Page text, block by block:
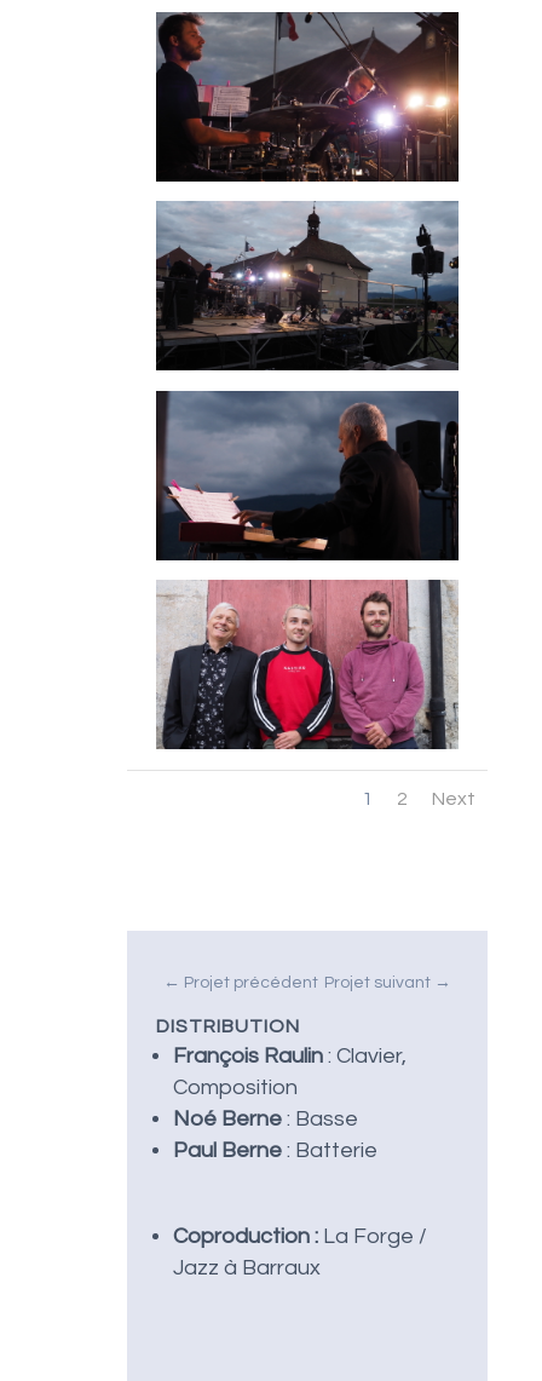
1 2 Next
← Projet précédent Projet suivant →
DISTRIBUTION
François Raulin: Clavier,
Composition
Noé Berne : Basse
Paul Berne: Batterie
Coproduction :La Forge /
Jazz à Barraux